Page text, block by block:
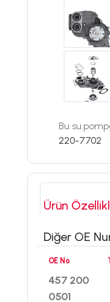
Bu su
220-7702
Ürün
Diğer OE
OE No
457 200
0501